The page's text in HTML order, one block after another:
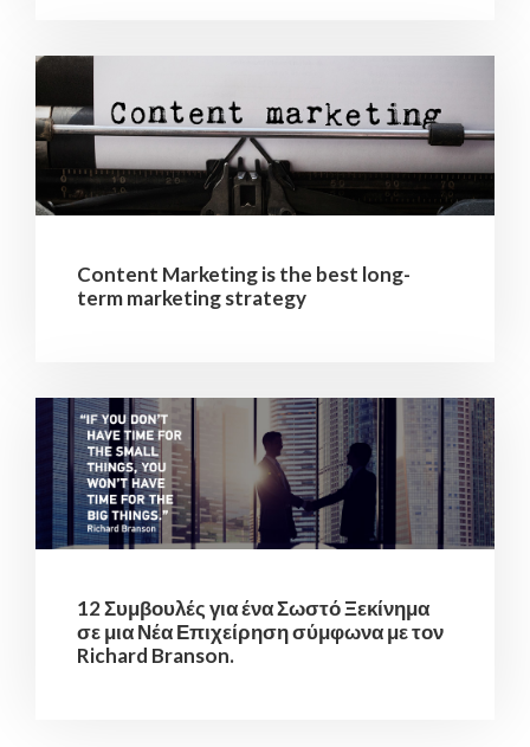
Content Marketing is the best long-
term marketing strategy
12 Συμβουλές για ένα Σωστό Ξεκίνημα
σε μια Νέα Επιχείρηση σύμφωνα με τον
Richard Branson.